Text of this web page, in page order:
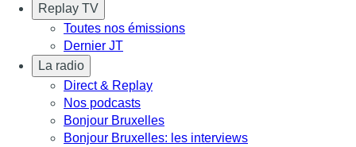
Replay TV
Toutes nos émissions
Dernier JT
La radio
Direct & Replay
Nos podcasts
Bonjour Bruxelles
Bonjour Bruxelles: les interviews